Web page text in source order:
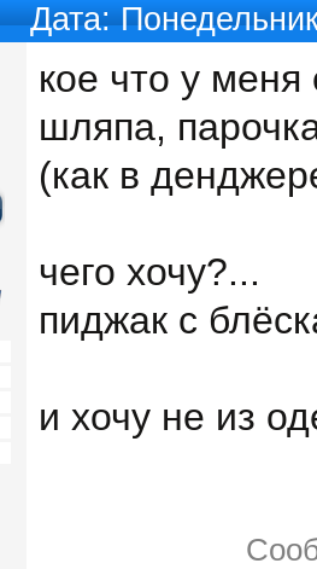
Дата:
кое что у меня
шляпа,
(как в
чего хочу?...
пиджак с
и хочу не из